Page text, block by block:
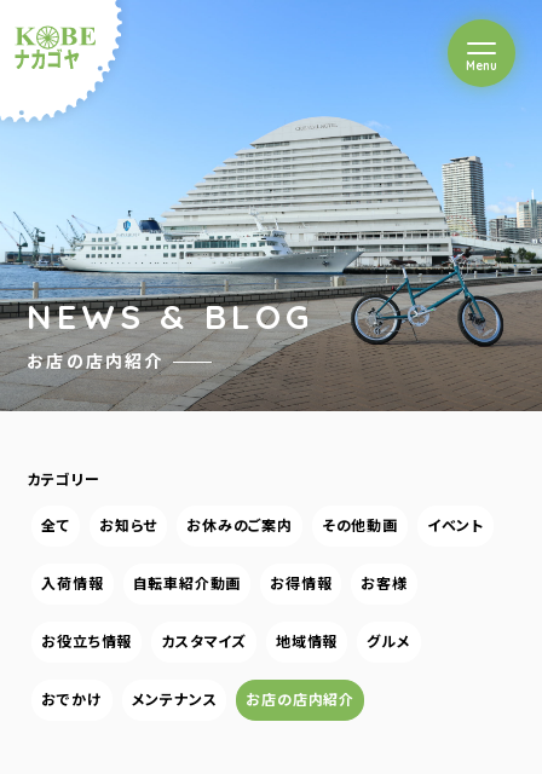
ルショップナカゴヤ
Menuを開閉
NEWS & BLOG
お店の店内紹介
カテゴリー
全て お知らせ お休みのご案内 その他動画 イベント
入荷情報 自転車紹介動画 お得情報 お客様
お役立ち情報 カスタマイズ 地域情報 グルメ
おでかけ メンテナンス お店の店内紹介